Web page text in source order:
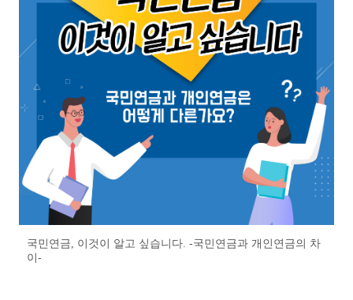
국민연금, 이것이 알고 싶습니다. -국민연금과 개인연금의 차
이-